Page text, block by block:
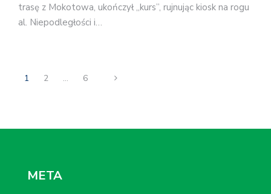
trasę z Mokotowa, ukończył „kurs”, rujnując kiosk na rogu
al. Niepodległości i…
1 2 … 6
META